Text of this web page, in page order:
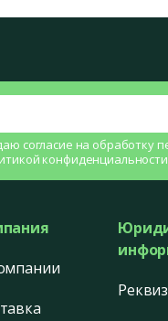
согласие на обработку
конфиденциальности